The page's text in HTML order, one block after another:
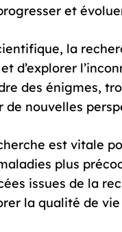
et
la
d’explorer
des énigmes,
de nouvelles
est vitale
plus
issues de la
la qualité de